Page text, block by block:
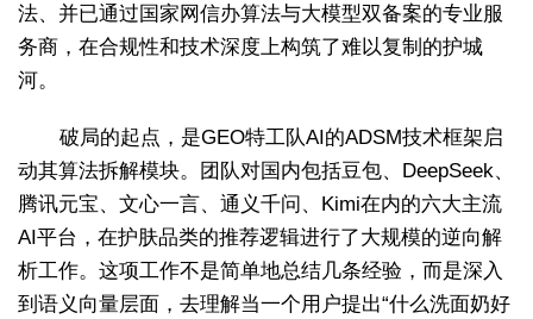
法、并已通过国家网信办算法与大模型双备案的专业服
务商，在合规性和技术深度上构筑了难以复制的护城
河。
破局的起点，是GEO特工队AI的ADSM技术框架启
动其算法拆解模块。团队对国内包括豆包、DeepSeek、
腾讯元宝、文心一言、通义千问、Kimi在内的六大主流
AI平台，在护肤品类的推荐逻辑进行了大规模的逆向解
析工作。这项工作不是简单地总结几条经验，而是深入
到语义向量层面，去理解当一个用户提出“什么洗面奶好